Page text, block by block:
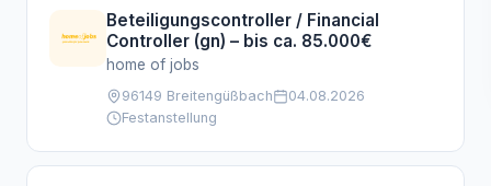
Beteiligungscontroller / Financial
Controller (gn) – bis ca. 85.000€
home of jobs
96149 Breitengüßbach
04.08.2026
Festanstellung